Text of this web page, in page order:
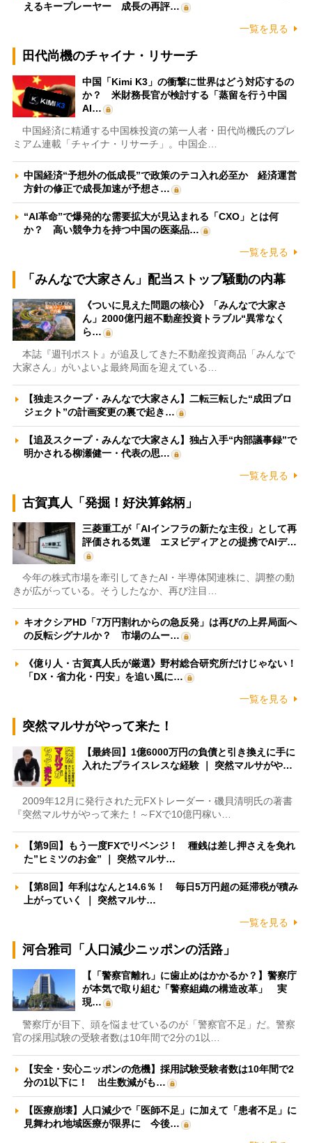
えるキープレーヤー 成長の再評…
一覧を見る
田代尚機のチャイナ・リサーチ
中国「Kimi K3」の衝撃に世界はどう対応するの
か？ 米財務長官が検討する「蒸留を行う中国
AI…
中国経済に精通する中国株投資の第一人者・田代尚機氏のプレ
ミアム連載「チャイナ・リサーチ」。中国企…
中国経済“予想外の低成長”で政策のテコ入れ必至か 経済運営
方針の修正で成長加速が予想さ…
“AI革命”で爆発的な需要拡大が見込まれる「CXO」とは何
か？ 高い競争力を持つ中国の医薬品…
一覧を見る
「みんなで大家さん」配当ストップ騒動の内幕
《ついに見えた問題の核心》「みんなで大家さ
ん」2000億円超不動産投資トラブル“異常なく
ら…
本誌『週刊ポスト』が追及してきた不動産投資商品「みんなで
大家さん」がいよいよ最終局面を迎えている…
【独走スクープ・みんなで大家さん】二転三転した“成田プロ
ジェクト”の計画変更の裏で起き…
【追及スクープ・みんなで大家さん】独占入手“内部議事録”で
明かされる柳瀬健一・代表の思…
一覧を見る
古賀真人「発掘！好決算銘柄」
三菱重工が「AIインフラの新たな主役」として再
評価される気運 エヌビディアとの提携でAIデ…
今年の株式市場を牽引してきたAI・半導体関連株に、調整の動
きが広がっている。そうしたなか、再び注目…
キオクシアHD「7万円割れからの急反発」は再びの上昇局面へ
の反転シグナルか？ 市場のムー…
《億り人・古賀真人氏が厳選》野村総合研究所だけじゃない！
「DX・省力化・円安」を追い風に…
一覧を見る
突然マルサがやって来た！
【最終回】1億6000万円の負債と引き換えに手に
入れたプライスレスな経験 ｜ 突然マルサがや…
2009年12月に発行された元FXトレーダー・磯貝清明氏の著書
『突然マルサがやって来た！～FXで10億円稼い…
【第9回】もう一度FXでリベンジ！ 種銭は差し押さえを免れ
た”ヒミツのお金” ｜ 突然マルサ…
【第8回】年利はなんと14.6％！ 毎日5万円超の延滞税が積み
上がっていく ｜ 突然マルサ…
一覧を見る
河合雅司「人口減少ニッポンの活路」
【「警察官離れ」に歯止めはかかるか？】警察庁
が本気で取り組む「警察組織の構造改革」 実
現…
警察庁が目下、頭を悩ませているのが「警察官不足」だ。警察
官の採用試験の受験者数は10年間で2分の1以…
【安全・安心ニッポンの危機】採用試験受験者数は10年間で2
分の1以下に！ 出生数減がも…
【医療崩壊】人口減少で「医師不足」に加えて「患者不足」に
見舞われ地域医療が限界に 今後…